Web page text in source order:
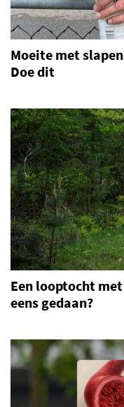
Moeite met
Doe dit
Een looptocht
eens gedaan?